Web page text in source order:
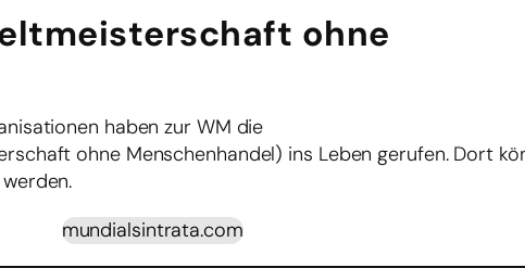
ohne
haben zur WM die
ohne Menschenhandel) ins Leben gerufen. Dort
mundialsintrata.com